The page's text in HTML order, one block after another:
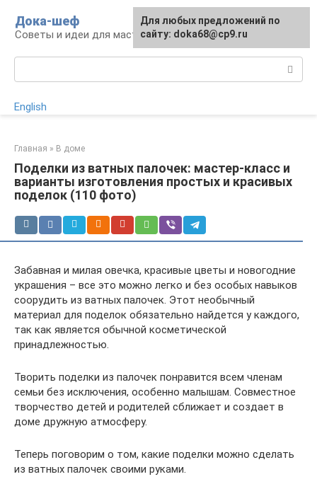
контенту
Дока-шеф
Советы и идеи для мастеров и мастериц
English
Главная » В доме
Поделки из ватных палочек: мастер-класс и
варианты изготовления простых и красивых
поделок (110 фото)
Забавная и милая овечка, красивые цветы и новогодние
украшения – все это можно легко и без особых навыков
соорудить из ватных палочек. Этот необычный
материал для поделок обязательно найдется у каждого,
так как является обычной косметической
принадлежностью.
Творить поделки из палочек понравится всем членам
семьи без исключения, особенно малышам. Совместное
творчество детей и родителей сближает и создает в
доме дружную атмосферу.
Теперь поговорим о том, какие поделки можно сделать
из ватных палочек своими руками.
Для любых предложений по
сайту: doka68@cp9.ru